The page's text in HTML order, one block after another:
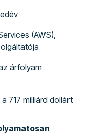
(AWS),
árfolyam
717 milliárd dollárt